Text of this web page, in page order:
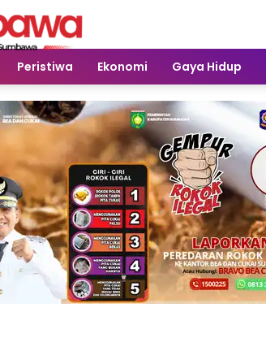
Peristiwa Ekonomi Gaya Hidup